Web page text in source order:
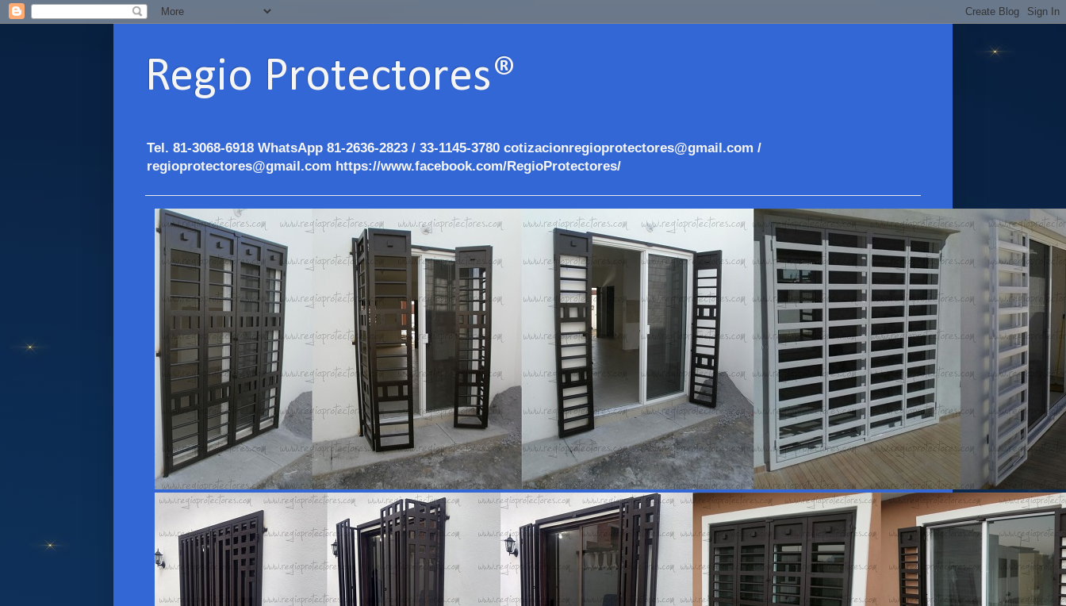
Regio Protectores®
Tel. 81-3068-6918 WhatsApp 81-2636-2823 / 33-1145-3780 cotizacionregioprotectores@gmail.com /
regioprotectores@gmail.com https://www.facebook.com/RegioProtectores/